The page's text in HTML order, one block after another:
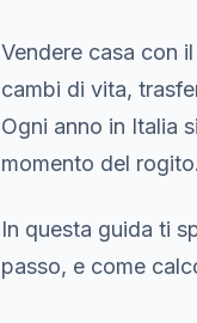
Vendere casa con
cambi di vita,
Ogni anno in Italia
momento del rogito.
In questa guida ti
passo, e come